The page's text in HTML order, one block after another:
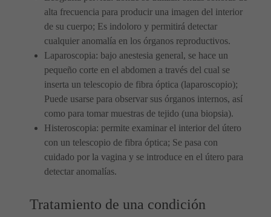
alta frecuencia para producir una imagen del interior
de su cuerpo; Es indoloro y permitirá detectar
cualquier anomalía en los órganos reproductivos.
Laparoscopia: bajo anestesia general, se hace un
pequeño corte en el abdomen a través del cual se
inserta un telescopio de fibra óptica (laparoscopio);
Puede usarse para observar sus órganos internos, así
como para tomar muestras de tejido (una biopsia).
Histeroscopia: permite examinar el interior del útero
con un telescopio de fibra óptica; Se pasa con
cuidado por la vagina y se introduce en el útero para
detectar anomalías.
Tratamiento de una condición